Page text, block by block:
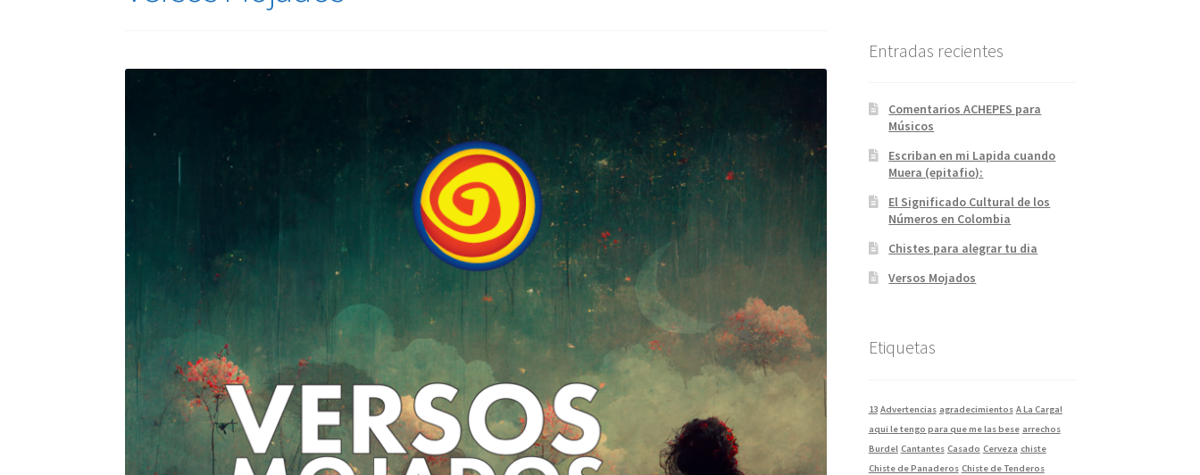
Entradas recientes
Comentarios ACHEPES para
Músicos
Escriban en mi Lapida cuando
Muera (epitafio):
El Significado Cultural de los
Números en Colombia
Chistes para alegrar tu dia
Versos Mojados
Etiquetas
13 Advertencias agradecimientos A La Carga!
aqui le tengo para que me las bese arrechos
Burdel Cantantes Casado Cerveza chiste
Chiste de Panaderos Chiste de Tenderos